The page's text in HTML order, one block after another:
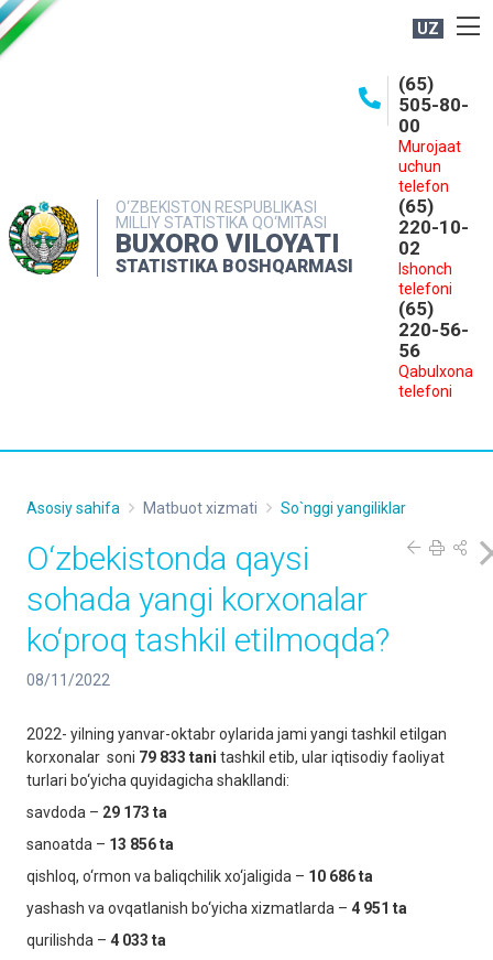
UZ
O‘ZBEKISTON RESPUBLIKASI
MILLIY STATISTIKA QO‘MITASI
BUXORO VILOYATI
STATISTIKA BOSHQARMASI
(65)
505-80-
00
Murojaat
uchun
telefon
(65)
220-10-
02
Ishonch
telefoni
(65)
220-56-
56
Qabulxona
telefoni
MATBUOT XIZMATI
MUROJAATLAR
Asosiy sahifa Matbuot xizmati So`nggi yangiliklar
O‘zbekistonda qaysi
sohada yangi korxonalar
ko‘proq tashkil etilmoqda?
08/11/2022
2022- yilning yanvar-oktabr oylarida jami yangi tashkil etilgan
korxonalar soni 79 833 tani tashkil etib, ular iqtisodiy faoliyat
turlari bo‘yicha quyidagicha shakllandi:
savdoda – 29 173 ta
sanoatda – 13 856ta
qishloq, o‘rmon va baliqchilik xo‘jaligida – 10 686 ta
yashash va ovqatlanish bo‘yicha xizmatlarda – 4 951 ta
qurilishda – 4 033 ta